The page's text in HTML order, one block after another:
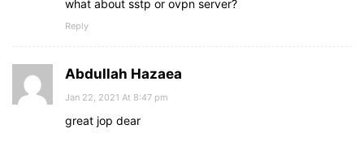
what about sstp or ovpn server?
Reply
Abdullah Hazaea
Jan 22, 2021 At 8:47 pm
great jop dear